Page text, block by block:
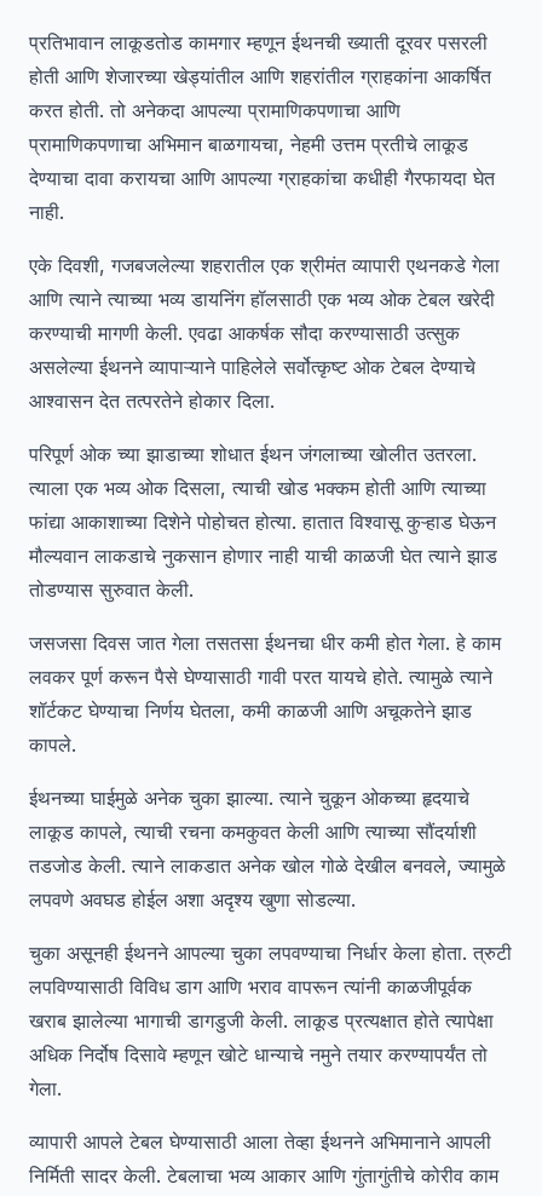
प्रतिभावान लाकूडतोड कामगार म्हणून ईथनची ख्याती दूरवर पसरली
होती आणि शेजारच्या खेड्यांतील आणि शहरांतील ग्राहकांना आकर्षित
करत होती. तो अनेकदा आपल्या प्रामाणिकपणाचा आणि
प्रामाणिकपणाचा अभिमान बाळगायचा, नेहमी उत्तम प्रतीचे लाकूड
देण्याचा दावा करायचा आणि आपल्या ग्राहकांचा कधीही गैरफायदा घेत
नाही.
एके दिवशी, गजबजलेल्या शहरातील एक श्रीमंत व्यापारी एथनकडे गेला
आणि त्याने त्याच्या भव्य डायनिंग हॉलसाठी एक भव्य ओक टेबल खरेदी
करण्याची मागणी केली. एवढा आकर्षक सौदा करण्यासाठी उत्सुक
असलेल्या ईथनने व्यापाऱ्याने पाहिलेले सर्वोत्कृष्ट ओक टेबल देण्याचे
आश्वासन देत तत्परतेने होकार दिला.
परिपूर्ण ओक च्या झाडाच्या शोधात ईथन जंगलाच्या खोलीत उतरला.
त्याला एक भव्य ओक दिसला, त्याची खोड भक्कम होती आणि त्याच्या
फांद्या आकाशाच्या दिशेने पोहोचत होत्या. हातात विश्वासू कुऱ्हाड घेऊन
मौल्यवान लाकडाचे नुकसान होणार नाही याची काळजी घेत त्याने झाड
तोडण्यास सुरुवात केली.
जसजसा दिवस जात गेला तसतसा ईथनचा धीर कमी होत गेला. हे काम
लवकर पूर्ण करून पैसे घेण्यासाठी गावी परत यायचे होते. त्यामुळे त्याने
शॉर्टकट घेण्याचा निर्णय घेतला, कमी काळजी आणि अचूकतेने झाड
कापले.
ईथनच्या घाईमुळे अनेक चुका झाल्या. त्याने चुकून ओकच्या हृदयाचे
लाकूड कापले, त्याची रचना कमकुवत केली आणि त्याच्या सौंदर्याशी
तडजोड केली. त्याने लाकडात अनेक खोल गोळे देखील बनवले, ज्यामुळे
लपवणे अवघड होईल अशा अदृश्य खुणा सोडल्या.
चुका असूनही ईथनने आपल्या चुका लपवण्याचा निर्धार केला होता. त्रुटी
लपविण्यासाठी विविध डाग आणि भराव वापरून त्यांनी काळजीपूर्वक
खराब झालेल्या भागाची डागडुजी केली. लाकूड प्रत्यक्षात होते त्यापेक्षा
अधिक निर्दोष दिसावे म्हणून खोटे धान्याचे नमुने तयार करण्यापर्यंत तो
गेला.
व्यापारी आपले टेबल घेण्यासाठी आला तेव्हा ईथनने अभिमानाने आपली
निर्मिती सादर केली. टेबलाचा भव्य आकार आणि गुंतागुंतीचे कोरीव काम